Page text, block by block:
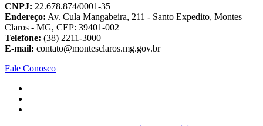
CNPJ: 22.678.874/0001-35
Endereço: Av. Cula Mangabeira, 211 - Santo Expedito, Montes
Claros - MG, CEP: 39401-002
Telefone: (38) 2211-3000
E-mail: contato@montesclaros.mg.gov.br
Fale Conosco